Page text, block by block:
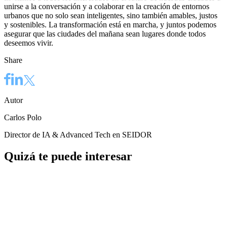
unirse a la conversación y a colaborar en la creación de entornos
urbanos que no solo sean inteligentes, sino también amables, justos
y sostenibles. La transformación está en marcha, y juntos podemos
asegurar que las ciudades del mañana sean lugares donde todos
deseemos vivir.
Share
Autor
Carlos Polo
Director de IA & Advanced Tech en SEIDOR
Quizá te puede interesar